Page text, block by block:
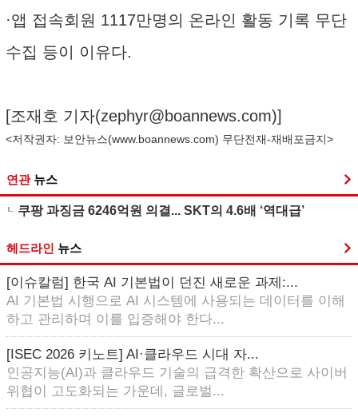
·앱 접속회원 1117만명의 온라인 활동 기록 무단
수집 등이 이유다.
[조재호 기자(zephyr@boannews.com)]
<저작권자: 보안뉴스(www.boannews.com) 무단전재-재배포금지>
연관 뉴스
쿠팡 과징금 6246억원 의결... SKT의 4.6배 ‘역대급’
헤드라인 뉴스
[이슈칼럼] 한국 AI 기본법이 던진 새로운 과제:...
AI 기본법 시행으로 AI 시스템에 사용되는 데이터를 이해
하고 관리하며 이를 입증해야 한다...
[ISEC 2026 키노트] AI·클라우드 시대 자...
인공지능(AI)과 클라우드 기술의 급격한 확산으로 사이버
위협이 고도화되는 가운데, 글로벌...